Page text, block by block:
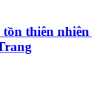
thiên